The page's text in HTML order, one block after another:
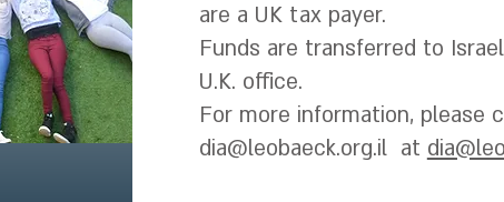
are a UK tax payer.
Funds are transferred to
U.K. office.
For more information, please
dia@leobaeck.org.ilat